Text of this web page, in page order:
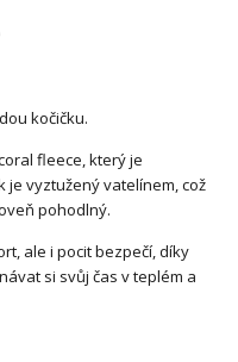
kočičku.
fleece, který je
je vyztužený vatelínem, což
pohodlný.
ale i pocit bezpečí, díky
si svůj čas v teplém a